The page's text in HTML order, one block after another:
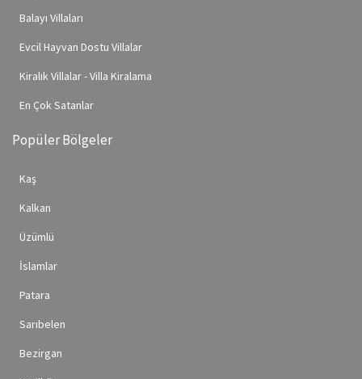
Balayı Villaları
Evcil Hayvan Dostu Villalar
Kiralık Villalar - Villa Kiralama
En Çok Satanlar
Popüler Bölgeler
Kaş
Kalkan
Üzümlü
İslamlar
Patara
Sarıbelen
Bezirgan